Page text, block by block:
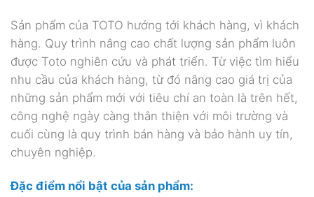
Sản phẩm của TOTO hướng tới khách hàng, vì khách
hàng. Quy trình nâng cao chất lượng sản phẩm luôn
được Toto nghiên cứu và phát triển. Từ việc tìm hiểu
nhu cầu của khách hàng, từ đó nâng cao giá trị của
những sản phẩm mới với tiêu chí an toàn là trên hết,
công nghệ ngày càng thân thiện với môi trường và
cuối cùng là quy trình bán hàng và bảo hành uy tín,
chuyên nghiệp.
Đặc điểm nổi bật của sản phẩm: